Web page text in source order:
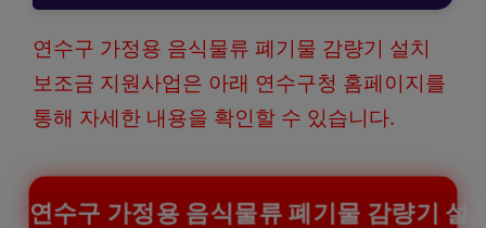
연수구 가정용 음식물류 폐기물 감량기 설치
보조금 지원사업은 아래 연수구청 홈페이지를
통해 자세한 내용을 확인할 수 있습니다.
연수구 가정용 음식물류 폐기물 감량기 설